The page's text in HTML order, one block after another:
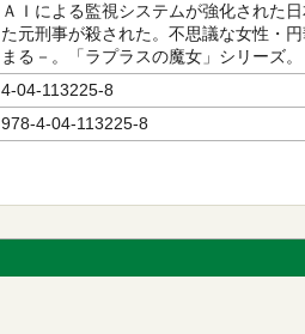
ＡＩによる監視システムが強化された
た元刑事が殺された。不思議な女性・
まる－。「ラプラスの魔女」シリーズ。
4-04-113225-8
978-4-04-113225-8